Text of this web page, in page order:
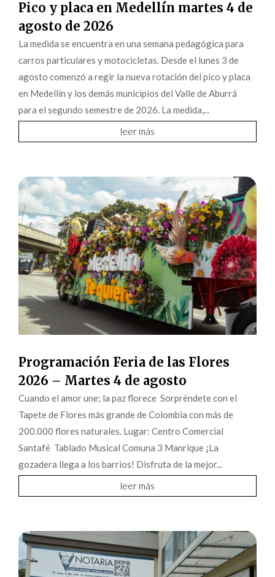
Pico y placa en Medellín martes 4 de
agosto de 2026
La medida se encuentra en una semana pedagógica para
carros particulares y motocicletas. Desde el lunes 3 de
agosto comenzó a regir la nueva rotación del pico y placa
en Medellín y los demás municipios del Valle de Aburrá
para el segundo semestre de 2026. La medida,...
leer más
Programación Feria de las Flores
2026 – Martes 4 de agosto
Cuando el amor une; la paz florece Sorpréndete con el
Tapete de Flores más grande de Colombia con más de
200.000 flores naturales. Lugar: Centro Comercial
Santafé Tablado Musical Comuna 3 Manrique ¡La
gozadera llega a los barrios! Disfruta de la mejor...
leer más